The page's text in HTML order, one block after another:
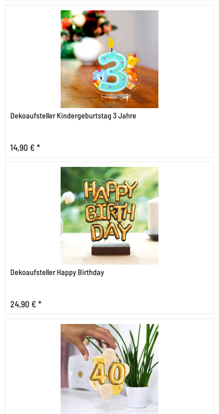
Dekoaufsteller Kindergeburtstag 3 Jahre
14,90 € *
Dekoaufsteller Happy Birthday
24,90 € *